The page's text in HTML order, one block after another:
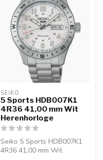
SEIKO
5 Sports HDB007K1
4R36 41,00 mm Wit
Herenhorloge
Seiko 5 Sports HDB007K1
4R36 41,00 mm Wit